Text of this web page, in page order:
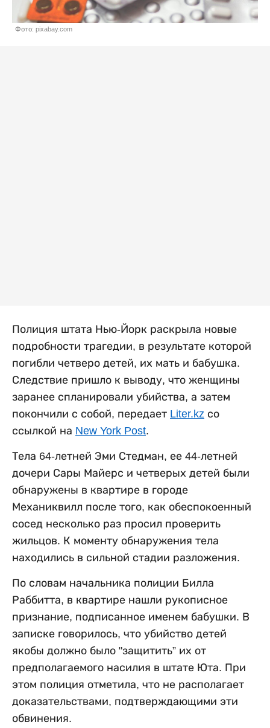
Фото: pixabay.com
Полиция штата Нью-Йорк раскрыла новые
подробности трагедии, в результате которой
погибли четверо детей, их мать и бабушка.
Следствие пришло к выводу, что женщины
заранее спланировали убийства, а затем
покончили с собой, передает Liter.kz со
ссылкой на New York Post.
Тела 64-летней Эми Стедман, ее 44-летней
дочери Сары Майерс и четверых детей были
обнаружены в квартире в городе
Механиквилл после того, как обеспокоенный
сосед несколько раз просил проверить
жильцов. К моменту обнаружения тела
находились в сильной стадии разложения.
По словам начальника полиции Билла
Раббитта, в квартире нашли рукописное
признание, подписанное именем бабушки. В
записке говорилось, что убийство детей
якобы должно было "защитить” их от
предполагаемого насилия в штате Юта. При
этом полиция отметила, что не располагает
доказательствами, подтверждающими эти
обвинения.